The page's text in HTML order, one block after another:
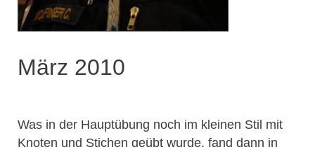
März 2010
Was in der Hauptübung noch im kleinen Stil mit
Knoten und Stichen geübt wurde, fand dann in